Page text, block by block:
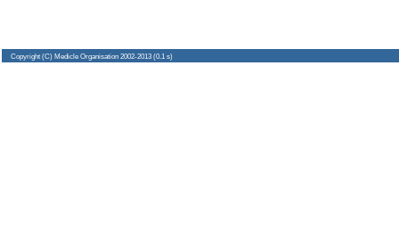
Copyright (C) Medicle Organisation 2002-2013 (0.1 s)